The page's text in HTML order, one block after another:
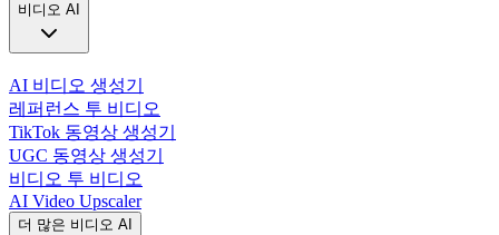
비디오 AI
AI 비디오 생성기
레퍼런스 투 비디오
TikTok 동영상 생성기
UGC 동영상 생성기
비디오 투 비디오
AI Video Upscaler
더 많은 비디오 AI